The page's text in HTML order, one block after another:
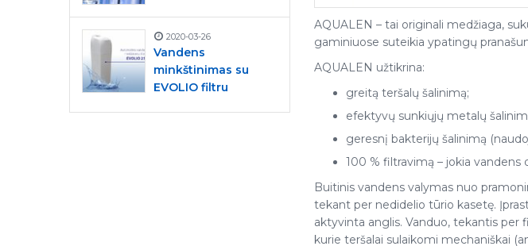
AQUALEN – tai originali medžiaga,
gaminiuose suteikia ypatingų
AQUALEN užtikrina:
greitą teršalų šalinimą;
efektyvų sunkiųjų metalų
geresnį bakterijų šalinimą
100 % filtravimą – jokia vandens
Buitinis vandens valymas nuo
tekant per nedidelio tūrio kasetę.
aktyvinta anglis. Vanduo, tekantis per
kurie teršalai sulaikomi mechaniškai
2020-03-26
Vandens
minkštinimas su
EVOLIO filtru